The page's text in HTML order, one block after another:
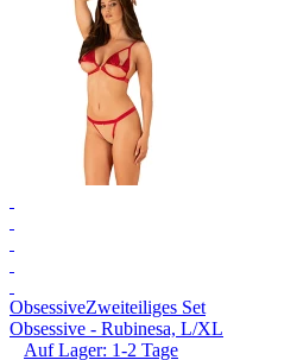
ObsessiveZweiteiliges Set
Obsessive - Rubinesa, L/XL
Auf Lager: 1-2 Tage